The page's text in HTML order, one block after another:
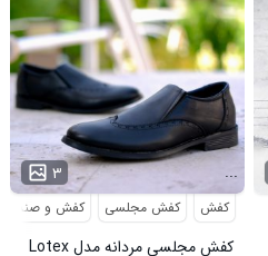
۳ ...
کفش کفش مجلسی کفش و صندل
کفش مجلسی مردانه مدل Lotex